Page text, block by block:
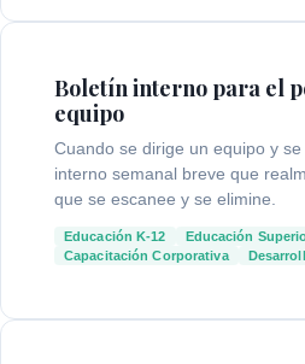
Boletín interno para el
equipo
Cuando se dirige un equipo y
interno semanal breve que
que se escanee y se elimine.
Educación K-12
Educación
Capacitación Corporativa